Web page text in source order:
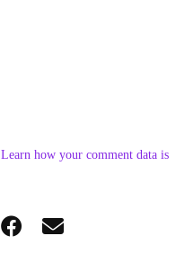
Learn how your comment data is